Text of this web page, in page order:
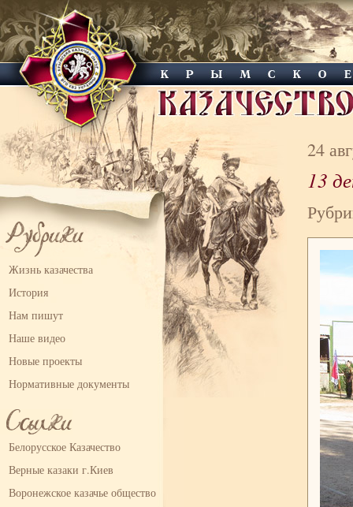
Жизнь казачества
История
Нам пишут
Наше видео
Новые проекты
Нормативные документы
Белорусское Казачество
Верные казаки г.Киев
Воронежское казачье общество
24
13